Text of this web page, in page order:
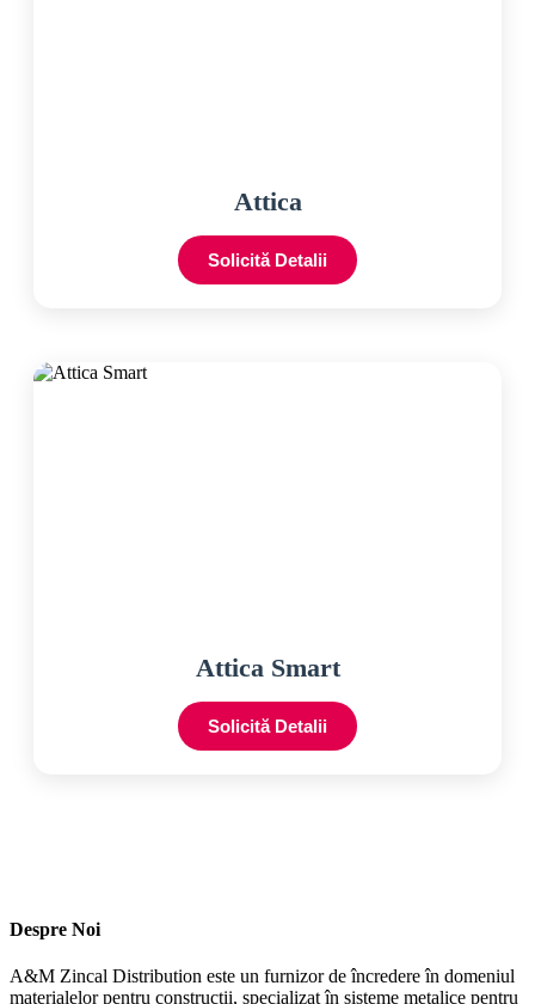
Attica
Solicită Detalii
Attica Smart
Solicită Detalii
Despre Noi
A&M Zincal Distribution este un furnizor de încredere în domeniul
materialelor pentru construcții, specializat în sisteme metalice pentru